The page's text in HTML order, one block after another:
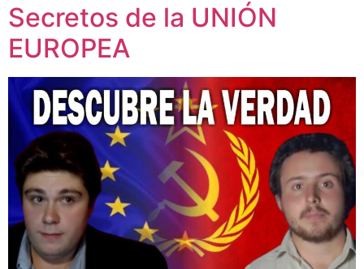
Secretos de la UNIÓN
EUROPEA